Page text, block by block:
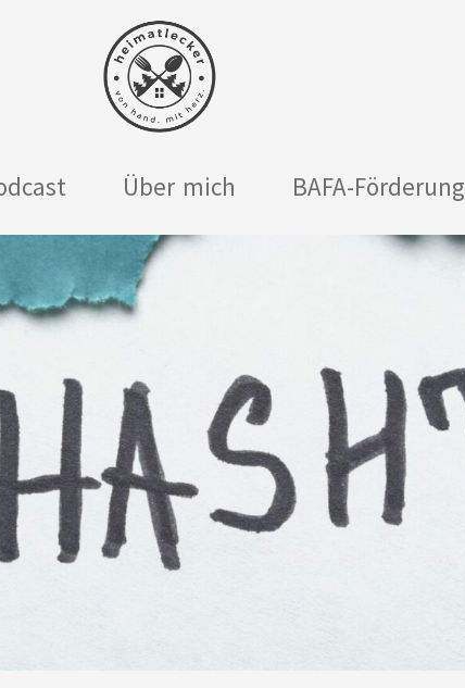
Über mich BAFA-Förderung